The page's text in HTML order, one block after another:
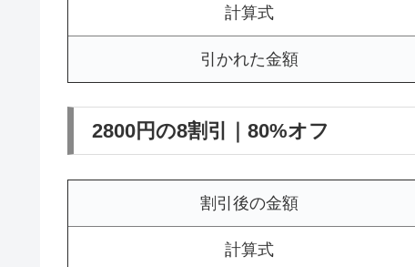
計算式
引かれた金額
2800円の8割引｜80%オフ
割引後の金額
計算式